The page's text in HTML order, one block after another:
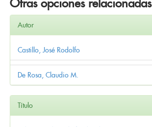
Autor
Castillo, José Rodolfo
De Rosa, Claudio M.
Título